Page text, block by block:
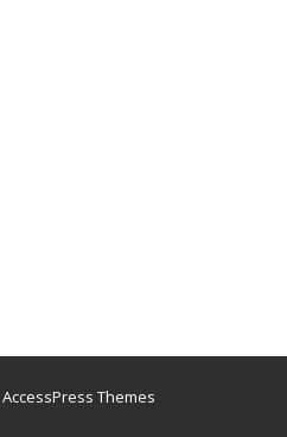
AccessPress Themes